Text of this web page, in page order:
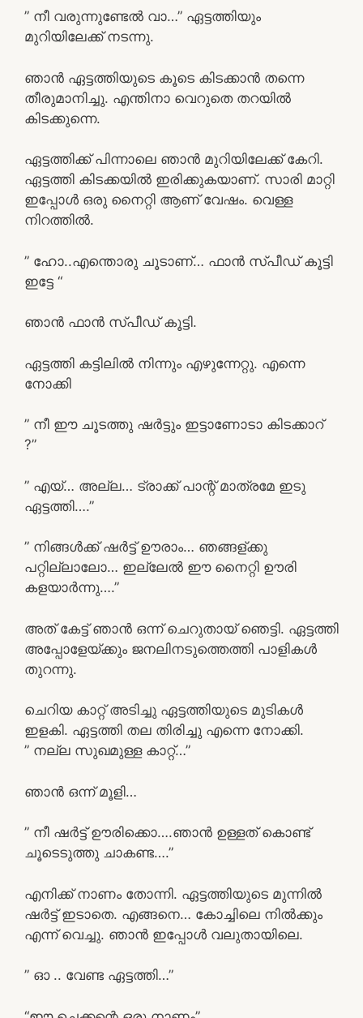
” നീ വരുന്നുണ്ടേൽ വാ…” ഏട്ടത്തിയും
മുറിയിലേക്ക് നടന്നു.
ഞാൻ ഏട്ടത്തിയുടെ കൂടെ കിടക്കാൻ തന്നെ
തീരുമാനിച്ചു. എന്തിനാ വെറുതെ തറയിൽ
കിടക്കുന്നെ.
ഏട്ടത്തിക്ക് പിന്നാലെ ഞാൻ മുറിയിലേക്ക് കേറി.
ഏട്ടത്തി കിടക്കയിൽ ഇരിക്കുകയാണ്. സാരി മാറ്റി
ഇപ്പോൾ ഒരു നൈറ്റി ആണ് വേഷം. വെള്ള
നിറത്തിൽ.
” ഹോ..എന്തൊരു ചൂടാണ്… ഫാൻ സ്പീഡ് കൂട്ടി
ഇട്ടേ “
ഞാൻ ഫാൻ സ്പീഡ് കൂട്ടി.
ഏട്ടത്തി കട്ടിലിൽ നിന്നും എഴുന്നേറ്റു. എന്നെ
നോക്കി
” നീ ഈ ചൂടത്തു ഷർട്ടും ഇട്ടാണോടാ കിടക്കാറ്
?”
” എയ്… അല്ല… ട്രാക്ക് പാന്റ് മാത്രമേ ഇടു
ഏട്ടത്തി….”
” നിങ്ങൾക്ക് ഷർട്ട് ഊരാം… ഞങ്ങള്ക്കു
പറ്റില്ലാലോ… ഇല്ലേൽ ഈ നൈറ്റി ഊരി
കളയാർന്നു….”
അത് കേട്ട് ഞാൻ ഒന്ന് ചെറുതായ് ഞെട്ടി. ഏട്ടത്തി
അപ്പോളേയ്ക്കും ജനലിനടുത്തെത്തി പാളികൾ
തുറന്നു.
ചെറിയ കാറ്റ് അടിച്ചു ഏട്ടത്തിയുടെ മുടികൾ
ഇളകി. ഏട്ടത്തി തല തിരിച്ചു എന്നെ നോക്കി.
” നല്ല സുഖമുള്ള കാറ്റ്…”
ഞാൻ ഒന്ന് മൂളി…
” നീ ഷർട്ട് ഊരിക്കൊ….ഞാൻ ഉള്ളത്‌ കൊണ്ട്
ചൂടെടുത്തു ചാകണ്ട….”
എനിക്ക് നാണം തോന്നി. ഏട്ടത്തിയുടെ മുന്നിൽ
ഷർട്ട് ഇടാതെ. എങ്ങനെ… കോച്ചിലെ നിൽക്കും
എന്ന് വെച്ചു. ഞാൻ ഇപ്പോൾ വലുതായിലെ.
” ഓ .. വേണ്ട ഏട്ടത്തി…”